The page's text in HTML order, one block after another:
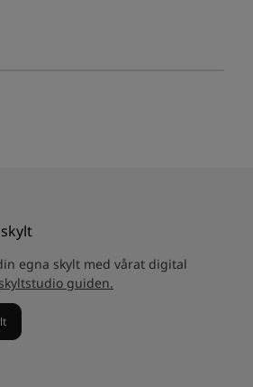
egna skylt med vårat digital
skyltstudio guiden.